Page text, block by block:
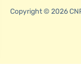
Copyright © 2026